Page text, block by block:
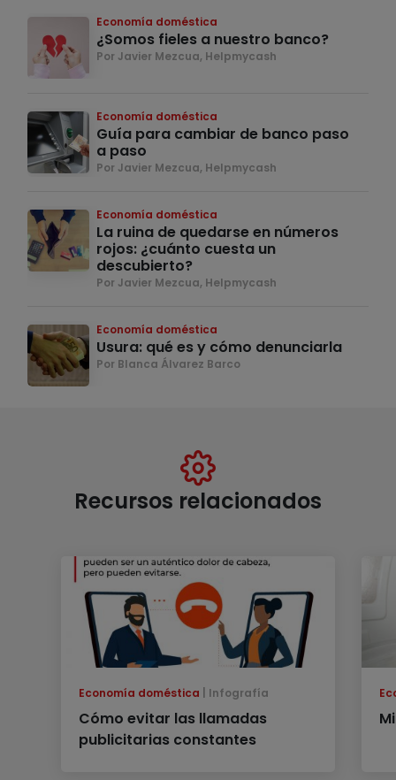
Economía doméstica
¿Somos fieles a nuestro banco?
Por Javier Mezcua, Helpmycash
Economía doméstica
Guía para cambiar de banco paso
a paso
Por Javier Mezcua, Helpmycash
Economía doméstica
La ruina de quedarse en números
rojos: ¿cuánto cuesta un
descubierto?
Por Javier Mezcua, Helpmycash
Economía doméstica
Usura: qué es y cómo denunciarla
Por Blanca Álvarez Barco
Recursos relacionados
Economía doméstica Infografía
Cómo evitar las llamadas
publicitarias constantes